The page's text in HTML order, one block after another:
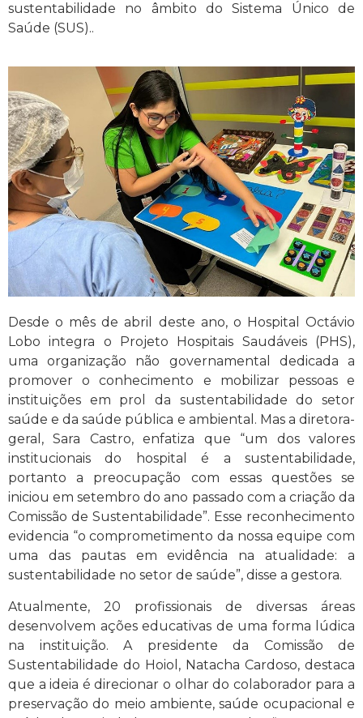
sustentabilidade no âmbito do Sistema Único de
Saúde (SUS)..
Desde o mês de abril deste ano, o Hospital Octávio
Lobo integra o Projeto Hospitais Saudáveis (PHS),
uma organização não governamental dedicada a
promover o conhecimento e mobilizar pessoas e
instituições em prol da sustentabilidade do setor
saúde e da saúde pública e ambiental. Mas a diretora-
geral, Sara Castro, enfatiza que “um dos valores
institucionais do hospital é a sustentabilidade,
portanto a preocupação com essas questões se
iniciou em setembro do ano passado com a criação da
Comissão de Sustentabilidade”. Esse reconhecimento
evidencia “o comprometimento da nossa equipe com
uma das pautas em evidência na atualidade: a
sustentabilidade no setor de saúde”, disse a gestora.
Atualmente, 20 profissionais de diversas áreas
desenvolvem ações educativas de uma forma lúdica
na instituição. A presidente da Comissão de
Sustentabilidade do Hoiol, Natacha Cardoso, destaca
que a ideia é direcionar o olhar do colaborador para a
preservação do meio ambiente, saúde ocupacional e